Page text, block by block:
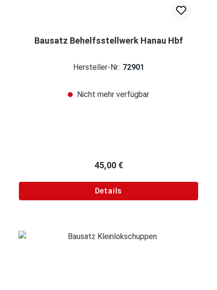
Bausatz Behelfsstellwerk Hanau Hbf
Hersteller-Nr.: 72901
Nicht mehr verfügbar
Regulärer Preis:
45,00 €
Details